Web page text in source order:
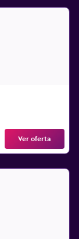
Ver oferta